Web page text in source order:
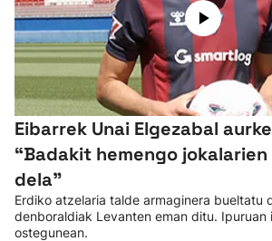
Eibarrek Unai Elgezabal
“Badakit hemengo jokalarien
dela”
Erdiko atzelaria talde armaginera bueltatu
denboraldiak Levanten eman ditu. Ipuruan
ostegunean.